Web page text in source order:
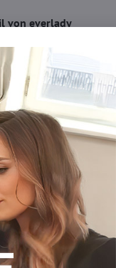
von everlady
5 %
bei jedem Einkauf.
automatisch im
mehr
kontaktieren, wir